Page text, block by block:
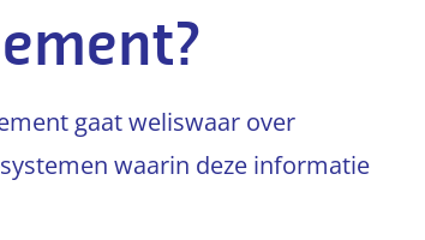
gaat weliswaar over
waarin deze informatie